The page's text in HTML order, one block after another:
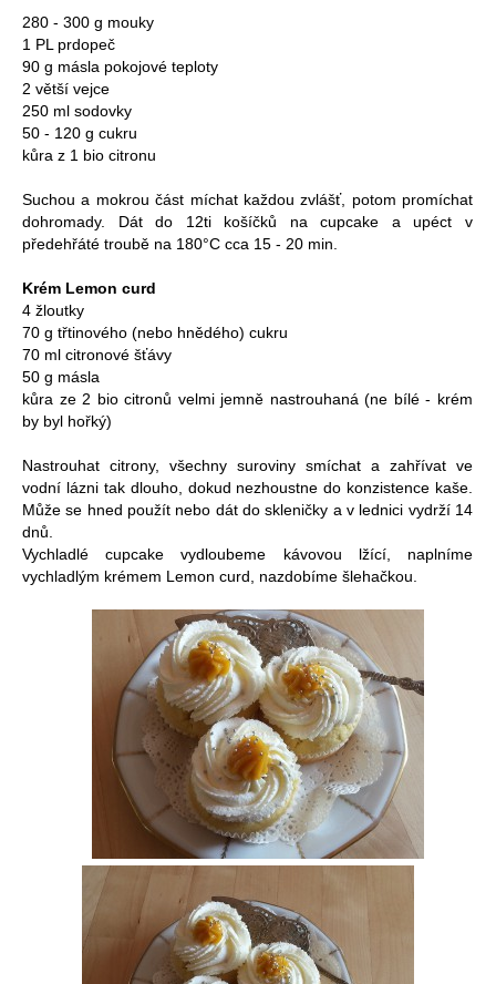
280 - 300 g mouky
1 PL prdopeč
90 g másla pokojové teploty
2 větší vejce
250 ml sodovky
50 - 120 g cukru
kůra z 1 bio citronu
Suchou a mokrou část míchat každou zvlášť, potom promíchat
dohromady. Dát do 12ti košíčků na cupcake a upéct v
předehřáté troubě na 180°C cca 15 - 20 min.
Krém Lemon curd
4 žloutky
70 g třtinového (nebo hnědého) cukru
70 ml citronové šťávy
50 g másla
kůra ze 2 bio citronů velmi jemně nastrouhaná (ne bílé - krém
by byl hořký)
Nastrouhat citrony, všechny suroviny smíchat a zahřívat ve
vodní lázni tak dlouho, dokud nezhoustne do konzistence kaše.
Může se hned použít nebo dát do skleničky a v lednici vydrží 14
dnů.
Vychladlé cupcake vydloubeme kávovou lžící, naplníme
vychladlým krémem Lemon curd, nazdobíme šlehačkou.